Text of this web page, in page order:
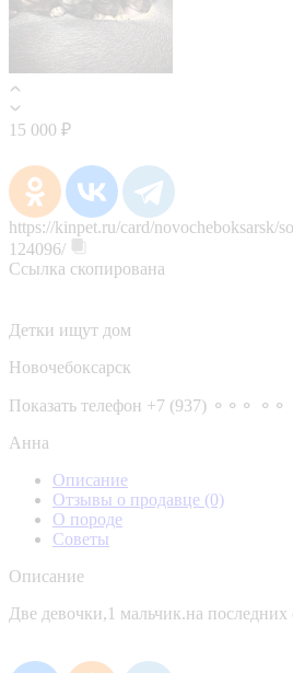
15 000 ₽
https://kinpet.ru/card/novocheboksarsk/
124096/
Ссылка скопирована
Детки ищут дом
Новочебоксарск
Показать телефон +7 (937) ⚬⚬⚬ ⚬⚬
Анна
Описание
Отзывы о продавце (0)
О породе
Советы
Описание
Две девочки,1 мальчик.на последних